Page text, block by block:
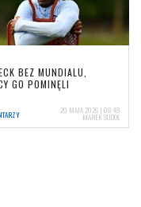
BEZ MUNDIALU,
GO POMINĘLI
20 MAJA 2026 | 08:49
MAREK SUDOŁ